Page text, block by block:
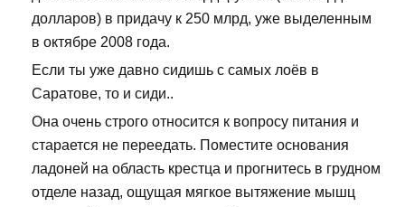
долларов) в придачу к 250 млрд, уже выделенным
в октябре 2008 года.
Если ты уже давно сидишь с самых лоёв в
Саратове, то и сиди..
Она очень строго относится к вопросу питания и
старается не переедать. Поместите основания
ладоней на область крестца и прогнитесь в грудном
отделе назад, ощущая мягкое вытяжение мышц